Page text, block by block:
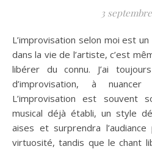
3
L’improvisation selon moi est un sujet des plus importants
dans la vie de l’artiste, c’est
libérer du connu. J’ai
d’improvisation, à
L’improvisation est souvent
musical déjà établi, un style
aises et surprendra
virtuosité, tandis que le chant